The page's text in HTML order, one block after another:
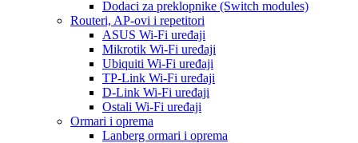
Dodaci za preklopnike (Switch modules)
Routeri, AP-ovi i repetitori
ASUS Wi-Fi uređaji
Mikrotik Wi-Fi uređaji
Ubiquiti Wi-Fi uređaji
TP-Link Wi-Fi uređaji
D-Link Wi-Fi uređaji
Ostali Wi-Fi uređaji
Ormari i oprema
Lanberg ormari i oprema